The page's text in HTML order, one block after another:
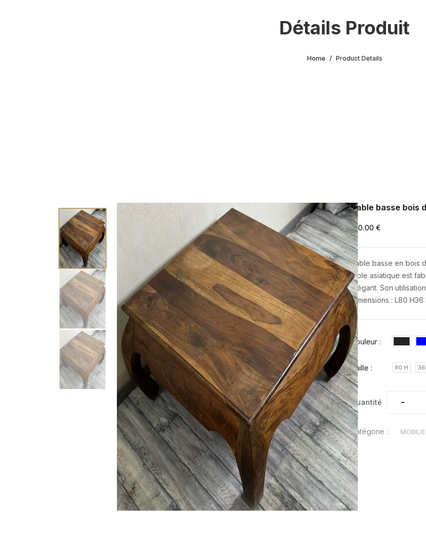
Détails Produit
Home Product Details
Table basse bois
150.00 €
Table basse en bois
table asiatique est
élégant. Son
Dimensions : L80 H36
Couleur :
Taille : 80 H
Quantité -
-
Catégorie :